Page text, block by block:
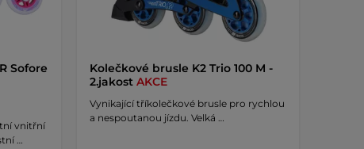
Sofore
vnitřní
…
Kolečkové brusle K2 Trio 100 M -
2.jakost AKCE
Vynikající tříkolečkové brusle pro rychlou
a nespoutanou jízdu. Velká …